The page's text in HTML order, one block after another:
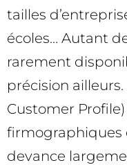
tailles
écoles… Autant
rarement
précision
Customer
firmographiques
devance